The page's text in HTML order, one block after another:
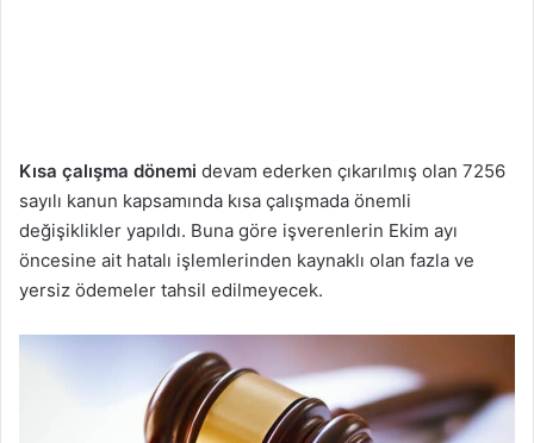
Kısa çalışma dönemi devam ederken çıkarılmış olan 7256
sayılı kanun kapsamında kısa çalışmada önemli
değişiklikler yapıldı. Buna göre işverenlerin Ekim ayı
öncesine ait hatalı işlemlerinden kaynaklı olan fazla ve
yersiz ödemeler tahsil edilmeyecek.